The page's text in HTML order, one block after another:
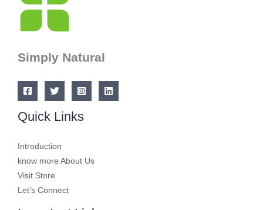
Simply Natural
Quick Links
Introduction
know more About Us
Visit Store
Let’s Connect